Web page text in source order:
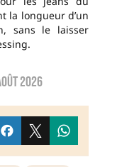
la longueur d’un
sans le laisser
2026